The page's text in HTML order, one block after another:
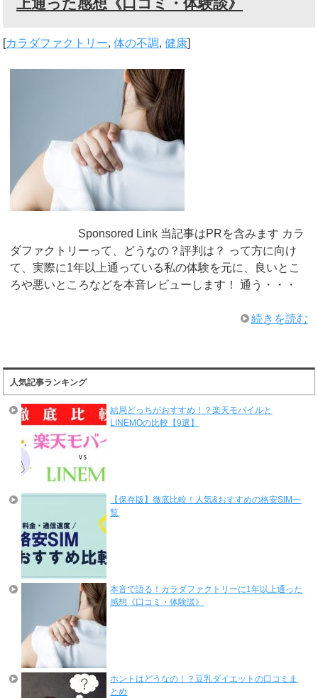
上通った感想《口コミ・体験談》
[カラダファクトリー,体の不調,健康]
Sponsored Link 当記事はPRを含みます カラ
ダファクトリーって、どうなの？評判は？ って方に向け
て、実際に1年以上通っている私の体験を元に、良いとこ
ろや悪いところなどを本音レビューします！ 通う・・・
続きを読む
人気記事ランキング
結局どっちがおすすめ！？楽天モバイルと
LINEMOの比較【9選】
【保存版】徹底比較！人気&おすすめの格安SIM一
覧
本音で語る！カラダファクトリーに1年以上通った
感想《口コミ・体験談》
ホントはどうなの！？豆乳ダイエットの口コミま
とめ